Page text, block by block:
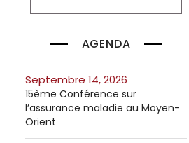
AGENDA
septembre 14, 2026
15ème Conférence sur
l’assurance maladie au Moyen-
Orient